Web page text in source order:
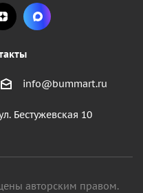
info@bummart.ru
Бестужевская 10
авторским правом.